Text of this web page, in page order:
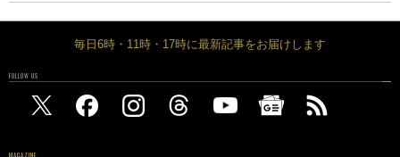
毎日6時・11時・17時に最新記事をお届けします
FOLLOW US